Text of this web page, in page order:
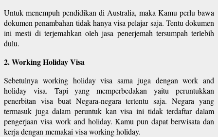
Untuk menempuh pendidikan di Australia, maka Kamu perlu bawa
dokumen penambahan tidak hanya visa pelajar saja. Tentu dokumen
ini mesti di terjemahkan oleh jasa penerjemah tersumpah terlebih
dulu.
2. Working Holiday Visa
Sebetulnya working holiday visa sama juga dengan work and
holiday visa. Tapi yang memperbedakan yaitu peruntukkan
penerbitan visa buat Negara-negara tertentu saja. Negara yang
termasuk juga dalam peruntuk kan visa ini tidak terdaftar dalam
pengerjaan visa work and holiday. Kamu pun dapat berwisata dan
kerja dengan memakai visa working holiday.